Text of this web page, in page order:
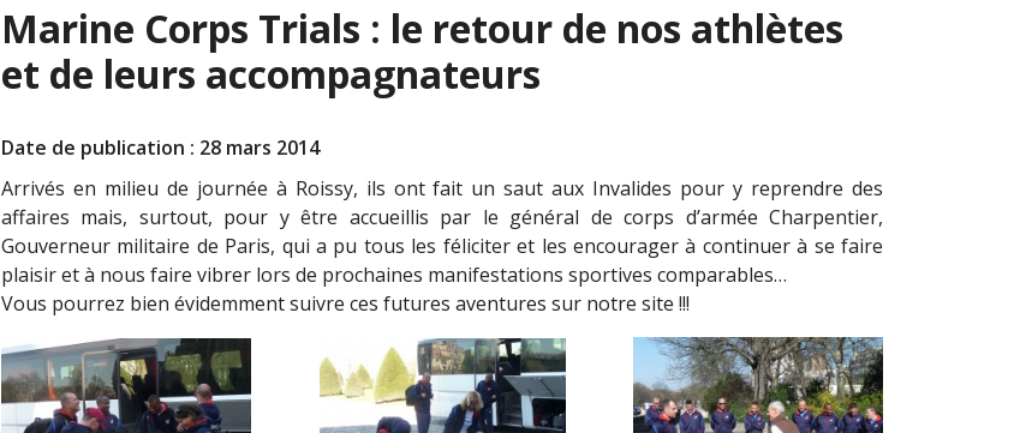
Marine Corps Trials : le retour de nos athlètes
et de leurs accompagnateurs
Date de publication : 28 mars 2014
Arrivés en milieu de journée à Roissy, ils ont fait un saut aux Invalides pour y reprendre des
affaires mais, surtout, pour y être accueillis par le général de corps d’armée Charpentier,
Gouverneur militaire de Paris, qui a pu tous les féliciter et les encourager à continuer à se faire
plaisir et à nous faire vibrer lors de prochaines manifestations sportives comparables…
Vous pourrez bien évidemment suivre ces futures aventures sur notre site !!!